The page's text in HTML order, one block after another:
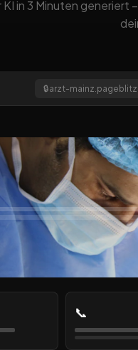
KI in 3 Minuten generiert
🔒arzt-
📞